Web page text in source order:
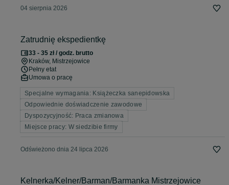
04 sierpnia 2026
Zatrudnię ekspedientkę
33 - 35 zł / godz. brutto
Kraków, Mistrzejowice
Pełny etat
Umowa o pracę
Specjalne wymagania: Książeczka sanepidowska
Odpowiednie doświadczenie zawodowe
Dyspozycyjność: Praca zmianowa
Miejsce pracy: W siedzibie firmy
Odświeżono dnia 24 lipca 2026
Kelnerka/Kelner/Barman/Barmanka Mistrzejowice